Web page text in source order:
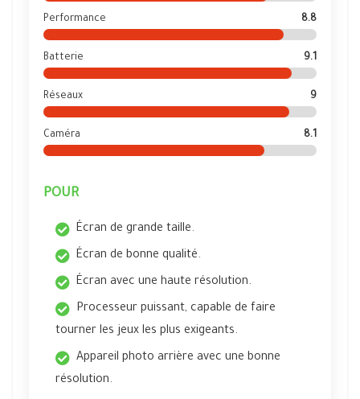
Performance 8.8
Batterie 9.1
Réseaux 9
Caméra 8.1
POUR
Écran de grande taille.
Écran de bonne qualité.
Écran avec une haute résolution.
Processeur puissant, capable de faire
tourner les jeux les plus exigeants.
Appareil photo arrière avec une bonne
résolution.